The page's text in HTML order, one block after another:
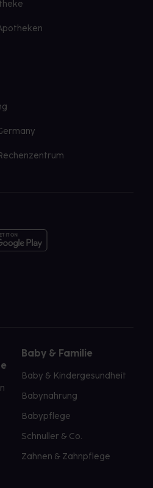
Baby & Familie
Baby & Kindergesundheit
Babynahrung
Babypflege
Schnuller & Co.
Zahnen & Zahnpflege